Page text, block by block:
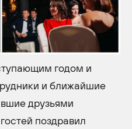
годом и
и ближайшие
друзьями
поздравил